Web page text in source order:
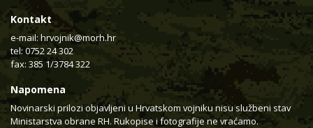
Kontakt
e-mail: hrvojnik@morh.hr
tel: 0752 24 302
fax: 385 1/3784 322
Napomena
Novinarski prilozi objavljeni u Hrvatskom vojniku nisu službeni stav
Ministarstva obrane RH. Rukopise i fotografije ne vraćamo.